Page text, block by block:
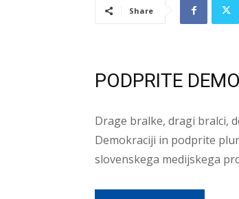
Share
PODPRITE
Drage bralke, dragi bralci,
Demokraciji in podprite
slovenskega medijskega